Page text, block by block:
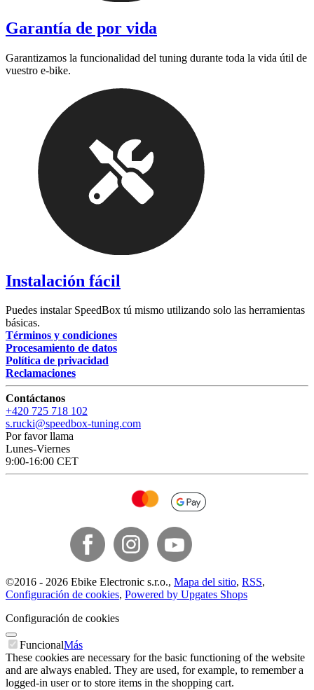
Garantía de por vida
Garantizamos la funcionalidad del tuning durante toda la vida útil de
vuestro e-bike.
Instalación fácil
Puedes instalar SpeedBox tú mismo utilizando solo las herramientas
básicas.
Términos y condiciones
Procesamiento de datos
Política de privacidad
Reclamaciones
Contáctanos
+420 725 718 102
s.rucki@speedbox-tuning.com
Por favor llama
Lunes-Viernes
9:00-16:00 CET
©2016 - 2026 Ebike Electronic s.r.o., Mapa del sitio, RSS,
Configuración de cookies, Powered by Upgates Shops
Configuración de cookies
FuncionalMás
These cookies are necessary for the basic functioning of the website
and are always enabled. They are used, for example, to remember a
logged-in user or to store items in the shopping cart.